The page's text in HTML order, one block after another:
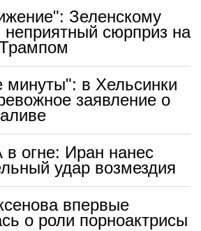
Зеленскому
неприятный сюрприз на
минуты": в Хельсинки
заявление о
огне: Иран нанес
удар возмездия
впервые
о роли порноактрисы